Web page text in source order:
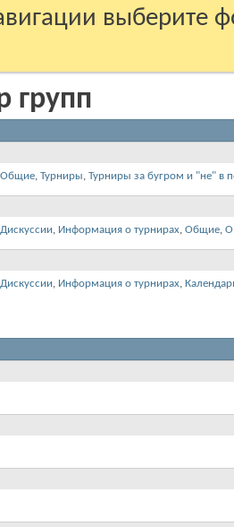
выберите
групп
Общие, Турниры Турниры за бугром и "не" в
Дискуссии, Информация о турнирах, Общие, О
Дискуссии, Информация о турнирах,